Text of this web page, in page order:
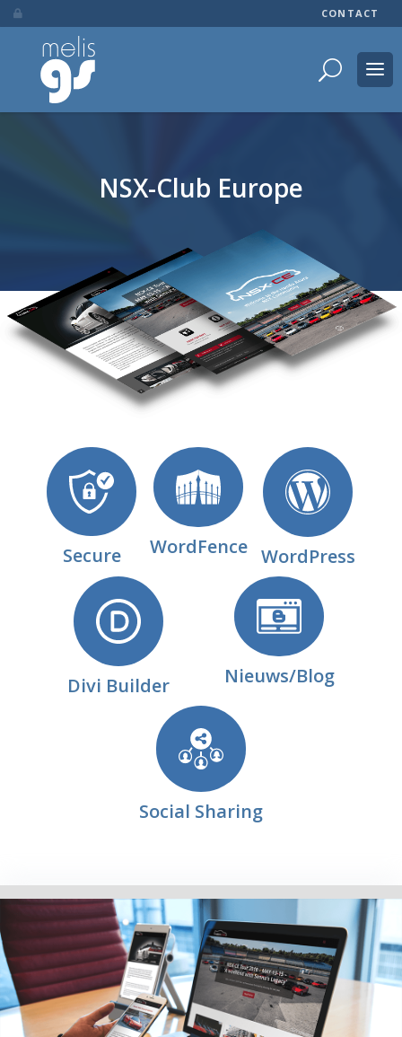
 CONTACT
NSX-Club Europe
Secure WordFence WordPress
Divi Builder Nieuws/Blog
Social Sharing